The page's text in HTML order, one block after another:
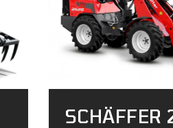
SCHÄFFER